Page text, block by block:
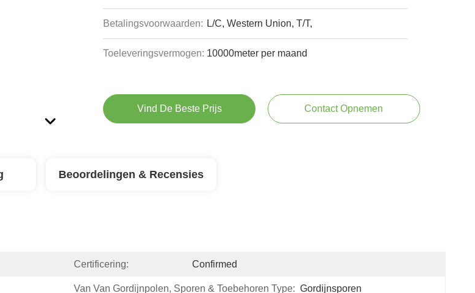
Betalingsvoorwaarden: L/C, Western Union, T/T,
Toeleveringsvermogen: 10000meter per maand
Vind De Beste Prijs Contact Opnemen
Beoordelingen & Recensies
Certificering: Confirmed
Van Van Gordijnpolen, Sporen & Toebehoren Type: Gordijnsporen